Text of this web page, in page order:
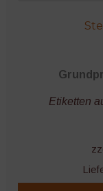
Etiketten